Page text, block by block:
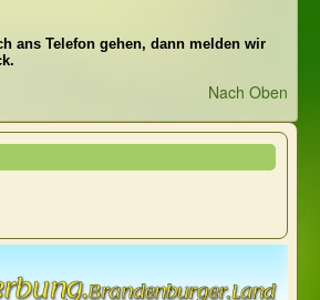
ans Telefon gehen, dann melden wir
Nach Oben